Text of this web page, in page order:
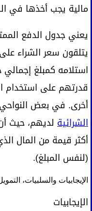
مالية يجب أخذها في
يعني جدول الدفع
يتلقون سعر الشراء
استلامه كمبلغ
قدرتهم على استخدام
أخرى. في بعض
الشرائية لديهم، حيث
أكثر قيمة من المال
(لنفس المبلغ).
الإيجابيات والسلبيات،
الإيجابيات